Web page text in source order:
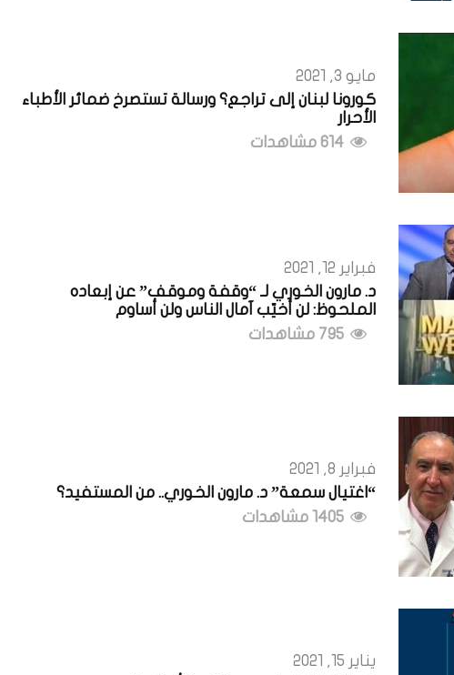
مايو 3, 2021
كورونا لبنان إلى تراجع؟ ورسالة تستصرخ ضمائر الأطباء
الأحرار
فبراير 12, 2021
د. مارون الخوري لـ “وقفة وموقف” عن إبعاده
الملحوظ: لن أخيّب آمال الناس ولن أساوم
فبراير 8, 2021
“اغتيال سمعة” د. مارون الخوري.. من المستفيد؟
يناير 15, 2021